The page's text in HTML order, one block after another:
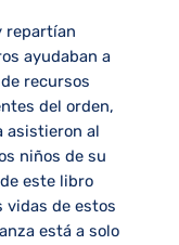
repartían
ayudaban a
recursos
del orden,
asistieron al
niños de su
este libro
vidas de estos
está a solo